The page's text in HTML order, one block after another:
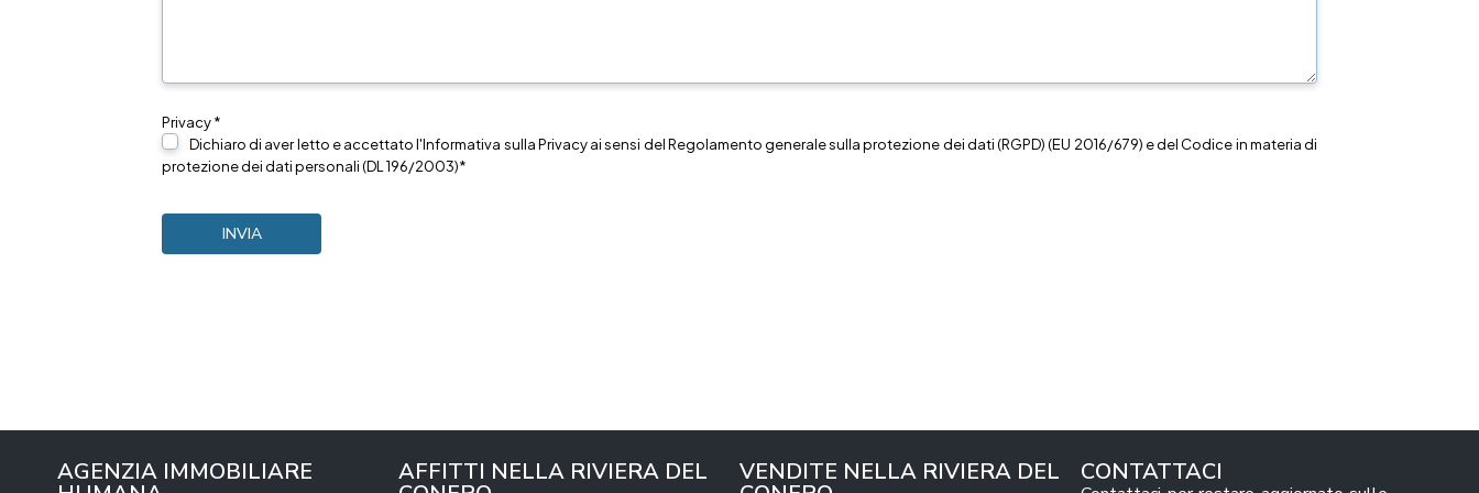
Privacy *
Dichiaro di aver letto e accettato l'Informativa sullaPrivacyai sensi del Regolamento generale sulla protezione dei dati (RGPD) (EU 2016/679) e del Codice in materia di
protezione dei dati personali (DL 196/2003)*
AGENZIA IMMOBILIARE AFFITTI NELLA RIVIERA DEL VENDITE NELLA RIVIERA DEL CONTATTACI